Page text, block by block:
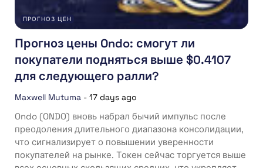
ПРОГНОЗ ЦЕН
Прогноз цены Ondo: смогут ли
покупатели подняться выше $0.4107
для следующего ралли?
Maxwell Mutuma - 17 days ago
Ondo (ONDO) вновь набрал бычий импульс после
преодоления длительного диапазона консолидации,
что сигнализирует о повышении уверенности
покупателей на рынке. Токен сейчас торгуется выше